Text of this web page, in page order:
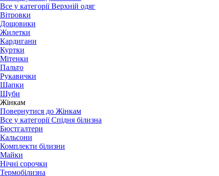
Все у категорії Верхній одяг
Вітровки
Дощовики
Жилетки
Кардигани
Куртки
Мітенки
Пальто
Рукавички
Шапки
Шуби
Жінкам
Повернутися до Жінкам
Все у категорії Спідня білизна
Бюстгалтери
Кальсони
Комплекти білизни
Майки
Нічні сорочки
Термобілизна